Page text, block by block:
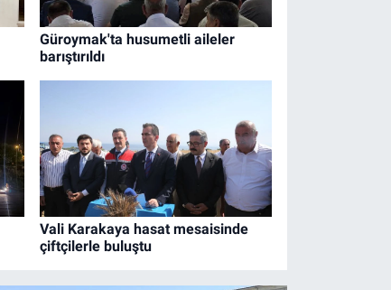
Güroymak'ta husumetli aileler
barıştırıldı
Vali Karakaya hasat mesaisinde
çiftçilerle buluştu